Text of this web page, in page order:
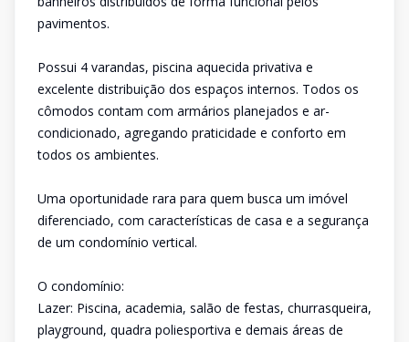
pavimentos.
Possui 4 varandas, piscina aquecida privativa e
excelente distribuição dos espaços internos. Todos os
cômodos contam com armários planejados e ar-
condicionado, agregando praticidade e conforto em
todos os ambientes.
Uma oportunidade rara para quem busca um imóvel
diferenciado, com características de casa e a segurança
de um condomínio vertical.
O condomínio:
Lazer: Piscina, academia, salão de festas, churrasqueira,
playground, quadra poliesportiva e demais áreas de